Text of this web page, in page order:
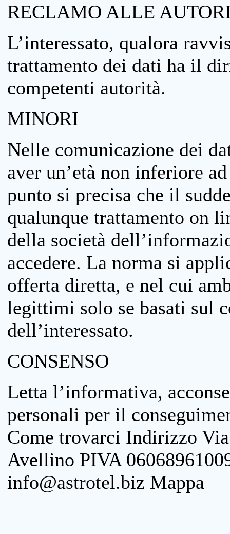
RECLAMO ALLE
L’interessato, qualora
trattamento dei dati ha il
competenti autorità.
MINORI
Nelle comunicazione dei
aver un’età non inferiore
punto si precisa che il
qualunque trattamento on
della società
accedere. La norma si
offerta diretta, e nel cui
legittimi solo se basati sul
dell’interessato.
CONSENSO
Letta l’informativa,
personali per il
Come trovarci Indirizzo
Avellino PIVA
info@astrotel.biz Mappa